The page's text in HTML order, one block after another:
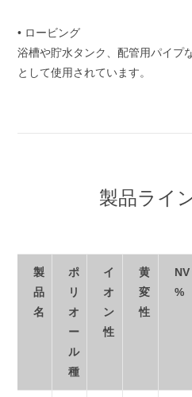
• ロービング
浴槽や貯水タンク、配管用パイプ
として使用されています。
製品ライ
製
品
名
ポ
リ
オ
ー
ル
種
イ
オ
ン
性
黄
変
性
NV
%